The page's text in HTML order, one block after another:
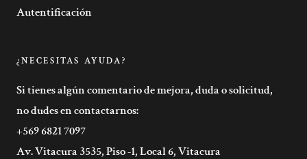
Autentificación
¿NECESITAS AYUDA?
Si tienes algún comentario de mejora, duda o solicitud,
no dudes en contactarnos:
+569 6821 7097
Av. Vitacura 3535, Piso -1, Local 6, Vitacura